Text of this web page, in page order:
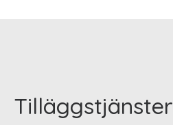
Tilläggstjänster